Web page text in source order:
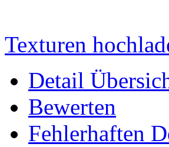
Texturen
Detail
Bewerten
Fehlerhaften